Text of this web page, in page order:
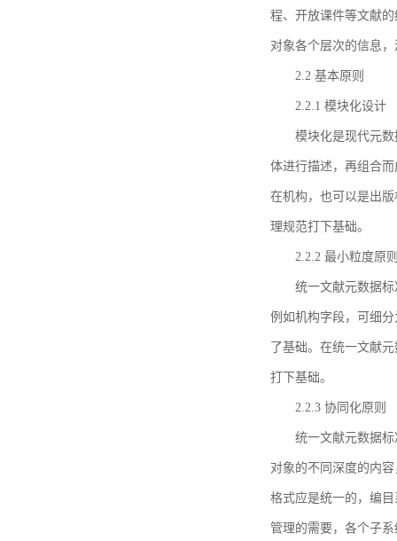
程、开放课件等文献
对象各个层次的信息
2.2 基本原则
2.2.1 模块化设计
模块化是现代元
体进行描述，再组合
在机构，也可以是出
理规范打下基础。
2.2.2 最小粒度原
统一文献元数据
例如机构字段，可细
了基础。在统一文献
打下基础。
2.2.3 协同化原则
统一文献元数据
对象的不同深度的内
格式应是统一的，编
管理的需要，各个子